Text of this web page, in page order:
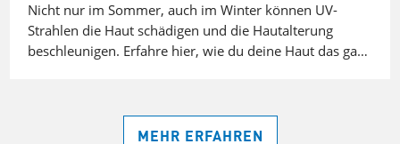
Nicht nur im Sommer, auch im Winter können UV-
Strahlen die Haut schädigen und die Hautalterung
beschleunigen. Erfahre hier, wie du deine Haut das ga…
MEHR ERFAHREN